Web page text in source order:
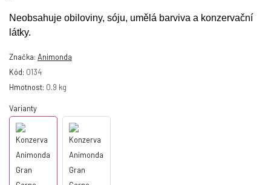
Neobsahuje obiloviny, sóju, umělá barviva a konzervační
látky.
Značka: Animonda
Kód: 0134
Hmotnost: 0.9 kg
Varianty